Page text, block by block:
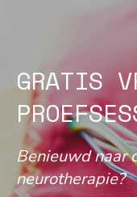
GRATIS
Benieuwd naar
neurotherapie?